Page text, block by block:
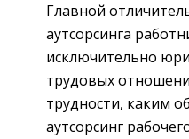
Главной
аутсорсинга
исключительно
трудовых
трудности, каким
аутсорсинг